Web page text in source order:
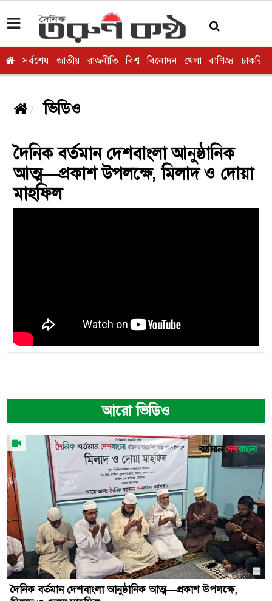
সর্বশেষ জাতীয় রাজনীতি বিশ্ব বিনোদন খেলা বাণিজ্য চাকরি
ভিডিও
দৈনিক বর্তমান দেশবাংলা আনুষ্ঠানিক
আত্ম—প্রকাশ উপলক্ষে, মিলাদ ও দোয়া
মাহফিল
আরো ভিডিও
দৈনিক বর্তমান দেশবাংলা আনুষ্ঠানিক আত্ম—প্রকাশ উপলক্ষে,